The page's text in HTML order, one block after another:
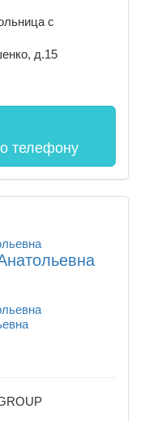
с
д.15
телефону